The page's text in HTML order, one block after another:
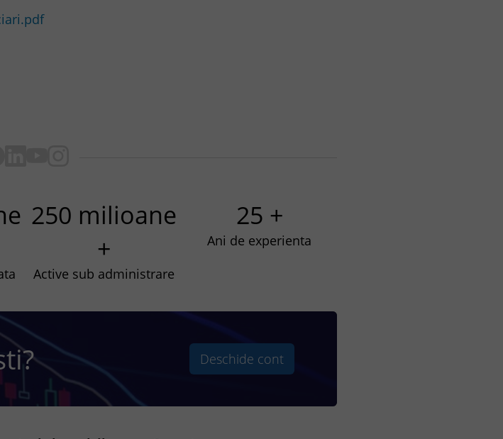
250 milioane
+
Active sub administrare
25 +
Ani de experienta
Deschide cont